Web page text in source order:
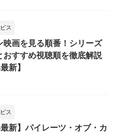
ス
映画を見る順番！シリーズ
おすすめ視聴順を徹底解説
新】
ス
新】パイレーツ・オブ・カ